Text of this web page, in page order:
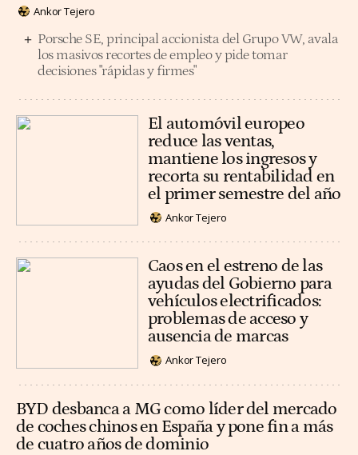
Ankor Tejero
Porsche SE, principal accionista del Grupo VW, avala
los masivos recortes de empleo y pide tomar
decisiones "rápidas y firmes"
El automóvil europeo
reduce las ventas,
mantiene los ingresos y
recorta su rentabilidad en
el primer semestre del año
Ankor Tejero
Caos en el estreno de las
ayudas del Gobierno para
vehículos electrificados:
problemas de acceso y
ausencia de marcas
Ankor Tejero
BYD desbanca a MG como líder del mercado
de coches chinos en España y pone fin a más
de cuatro años de dominio